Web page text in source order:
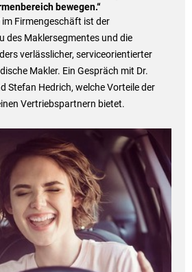
bewegen.“
im Firmengeschäft ist der
des Maklersegmentes und die
verlässlicher, serviceorientierter
Makler. Ein Gespräch mit Dr.
Stefan Hedrich, welche Vorteile der
Vertriebspartnern bietet.